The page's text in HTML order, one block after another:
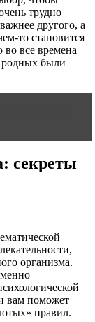
трудно
другого, а
то становится
во все времена
родных были
секреты
организма.
вам поможет
правил.